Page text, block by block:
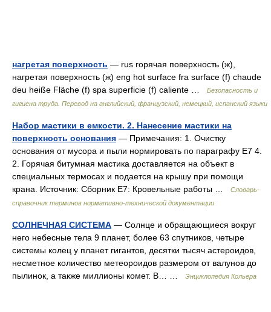
нагретая поверхность — rus горячая поверхность (ж),
нагретая поверхность (ж) eng hot surface fra surface (f) chaude
deu heiße Fläche (f) spa superficie (f) caliente …
Безопасность и
гигиена труда. Перевод на английский, французский, немецкий, испанский языки
Набор мастики в емкости. 2. Нанесение мастики на
поверхность основания — Примечания: 1. Очистку
основания от мусора и пыли нормировать по параграфу Е7 4.
2. Горячая битумная мастика доставляется на объект в
специальных термосах и подается на крышу при помощи
крана. Источник: Сборник Е7: Кровельные работы …
Словарь-
справочник терминов нормативно-технической документации
СОЛНЕЧНАЯ СИСТЕМА — Солнце и обращающиеся вокруг
него небесные тела 9 планет, более 63 спутников, четыре
системы колец у планет гигантов, десятки тысяч астероидов,
несметное количество метеороидов размером от валунов до
пылинок, а также миллионы комет. В… …
Энциклопедия Кольера